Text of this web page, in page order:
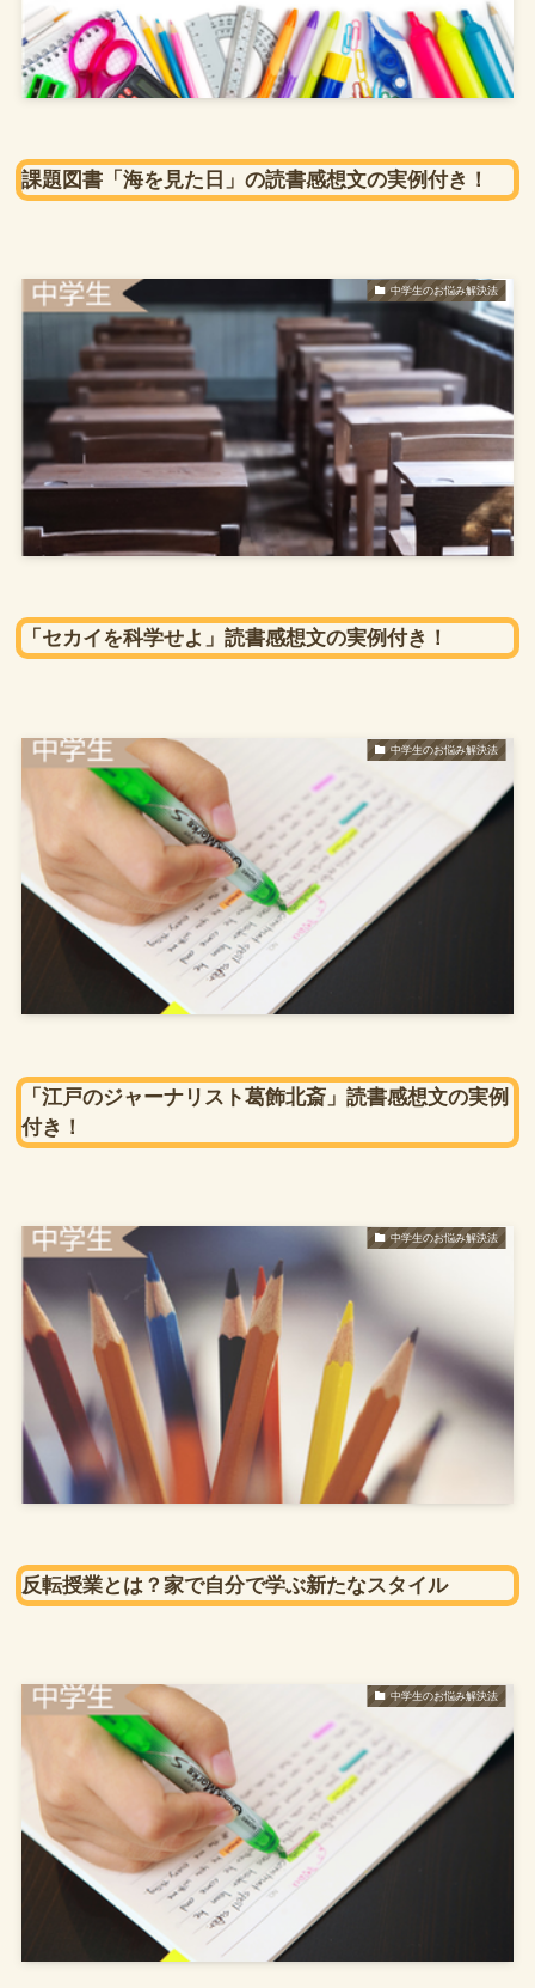
課題図書「海を見た日」の読書感想文の実例付き！
中学生のお悩み解決法
「セカイを科学せよ」読書感想文の実例付き！
中学生のお悩み解決法
「江戸のジャーナリスト葛飾北斎」読書感想文の実例
付き！
中学生のお悩み解決法
反転授業とは？家で自分で学ぶ新たなスタイル
中学生のお悩み解決法